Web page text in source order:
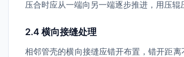
压合时应从一端向另一端逐步推进，用压
2.4 横向接缝处理
相邻管壳的横向接缝应错开布置，错开距